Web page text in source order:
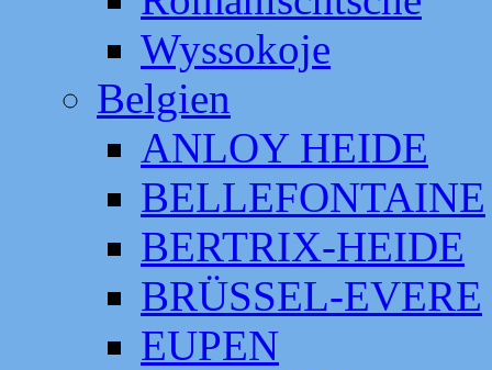
Wyssokoje
Belgien
ANLOY HEIDE
BELLEFONTAINE
BERTRIX-HEIDE
BRÜSSEL-EVERE
EUPEN